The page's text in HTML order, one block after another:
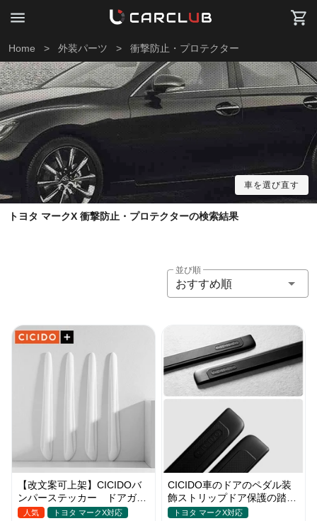
Home > 外装パーツ > 衝撃防止・プロテクター
車を選び直す
トヨタ マークX 衝撃防止・プロテクターの検索結果
並び順
おすすめ順
【改文案可上架】CICIDOバ
ンパーステッカー ドアガー
ド 衝突防止プロテクター 耐
人気 トヨタ マークX対応
CICIDO車のドアのペダル装
飾ストリップドア保護の踏み
つけ防止
トヨタ マークX対応